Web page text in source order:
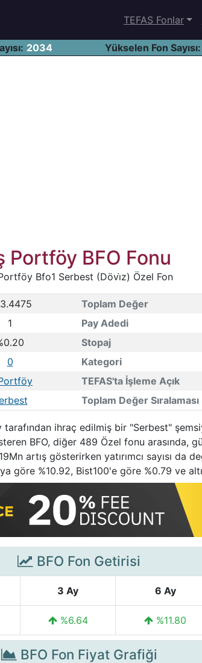
TEFAS Fonlar
2034 Yükselen Fon Sayısı:
Portföy BFO Fonu
Bfo1 Serbest (Dövi̇z) Özel Fon
Toplam Değer
1 Pay Adedi
Stopaj
0 Kategori
TEFAS'ta İşleme Açık
Toplam Değer Sıralaması
ihraç edilmiş bir "Serbest"
BFO, diğer 489 Özel fonu arasında,
artış gösterirken yatırımcı sayısı da
göre %10.92, Bist100'e göre %0.79 ve
BFO Fon Getirisi
3 Ay 6 Ay
%6.64 %11.80
BFO Fon Fiyat Grafiği